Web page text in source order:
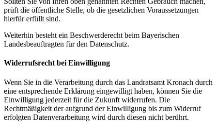
prüft die öffentliche Stelle, ob die gesetzlichen Voraussetzungen
hierfür erfüllt sind.
Weiterhin besteht ein Beschwerderecht beim Bayerischen
Landesbeauftragten für den Datenschutz.
Widerrufsrecht bei Einwilligung
Wenn Sie in die Verarbeitung durch das Landratsamt Kronach durch
eine entsprechende Erklärung eingewilligt haben, können Sie die
Einwilligung jederzeit für die Zukunft widerrufen. Die
Rechtmäßigkeit der aufgrund der Einwilligung bis zum Widerruf
erfolgten Datenverarbeitung wird durch diesen nicht berührt.